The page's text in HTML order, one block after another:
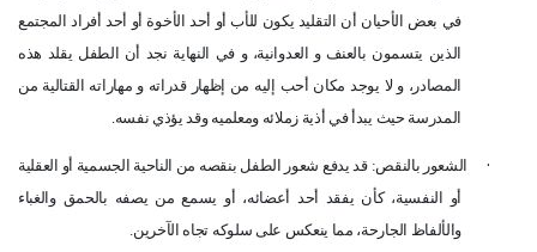
في بعض الأحيان أن التقليد يكون للأب أو أحد الأخوة أو أحد أفراد المجتمع
الذين يتسمون بالعنف و العدوانية، و في النهاية نجد أن الطفل يقلد هذه
المصادر، و لا يوجد مكان أحب إليه من إظهار قدراته و مهاراته القتالية من
المدرسة حيث يبدأ في أذية زملائه ومعلميه وقد يؤذي نفسه
·
الشعور بالنقص: قد يدفع شعور الطفل بنقصه من الناحية الجسمية أو العقلية
أو النفسية، كأن يفقد أحد أعضائه، أو يسمع من يصفه بالحمق والغباء
والألفاظ الجارحة، مما ينعكس على سلوكه تجاه الآخرين.